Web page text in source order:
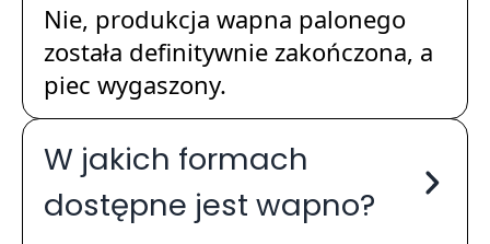
Nie, produkcja wapna palonego
została definitywnie zakończona, a
piec wygaszony.
W jakich formach
dostępne jest wapno?